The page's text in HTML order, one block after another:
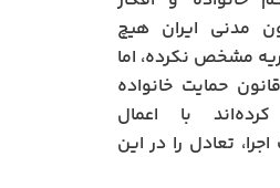
مدنی ایران هیچ
مشخص نکرده، اما
حمایت خانواده
کرده‌اند با اعمال
تعادل را در این